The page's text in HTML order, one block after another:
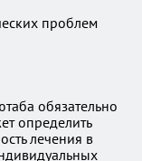
проблем
обязательно
определить
лечения в